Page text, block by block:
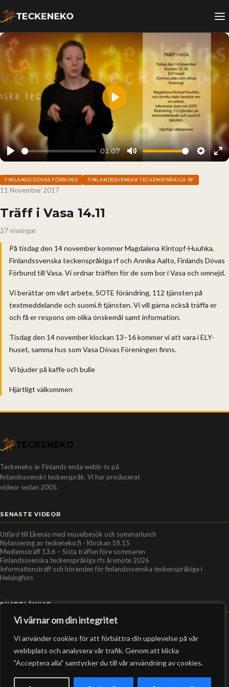
Vi värnar om din integritet
Vi använder cookies för att förbättra din upplevelse på vår
webbplats och analysera vår trafik. Genom att klicka
"Acceptera alla" samtycker du till vår användning av cookies.
Play
01:07
Mute
Play
FINLANDS DÖVAS FÖRBUND FINLANDSSVENSKA TECKENSPRÅKIGA RF
11 November 2017
Träff i Vasa 14.11
27 visningar
På tisdag den 14 november kommer Magdalena Kintopf-Huuhka,
Finlandssvenska teckenspråkiga rf och Annika Aalto, Finlands Dövas
Förbund till Vasa. Vi ordnar träffen för de som bor i Vasa och omnejd.
Vi berättar om vårt arbete, SOTE förändring, 112 tjänsten på
textmeddelande och suomi.fi tjänsten. Vi vill gärna också träffa er
och få er respons om olika önskemål samt information.
Tisdag den 14 november klockan 13–16 kommer vi att vara i ELY-
huset, samma hus som Vasa Dövas Föreningen finns.
Vi bjuder på kaffe och bulle
Hjärtligt välkommen
Teckeneko är Finlands enda webb-tv på
finlandssvenskt teckenspråk. Vi har producerat
videor sedan 2005.
SENASTE VIDEOR
Utfärd till Ekenäs med museibesök och sommarlunch
Nylansering av teckeneko.fi - Klockan 18.15
Medlemsträff 13.6 – Sista träffen före sommaren
Finlandssvenska teckenspråkiga rfs årsmöte 2026
Informationsträff och höranden för finlandssvenska teckenspråkiga i
Helsingfors
SNABBLÄNKAR
Personer
Organisationer
Kontakt
RSS-flöde